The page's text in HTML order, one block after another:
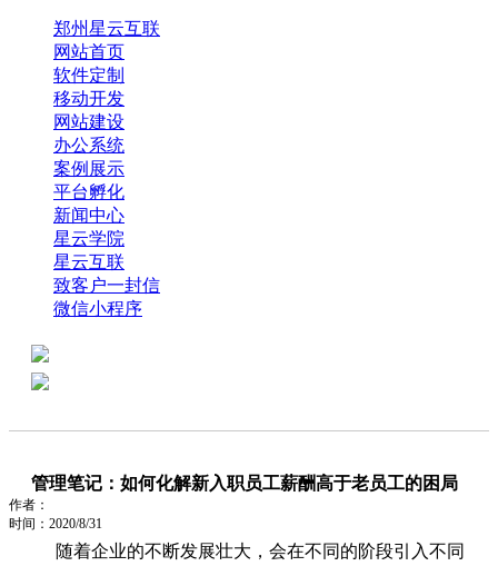
郑州星云互联
网站首页
软件定制
移动开发
网站建设
办公系统
案例展示
平台孵化
新闻中心
星云学院
星云互联
致客户一封信
微信小程序
管理笔记：如何化解新入职员工薪酬高于老员工的困局
作者：
时间：2020/8/31
随着企业的不断发展壮大，会在不同的阶段引入不同